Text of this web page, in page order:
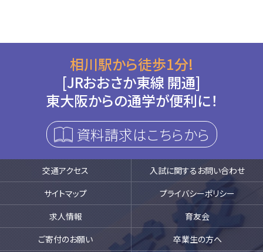
相川駅から徒歩1分!
[JRおおさか東線 開通]
東大阪からの通学が便利に！
資料請求はこちらから
交通アクセス
入試に関するお問い合わせ
サイトマップ
プライバシーポリシー
求人情報
育友会
ご寄付のお願い
卒業生の方へ